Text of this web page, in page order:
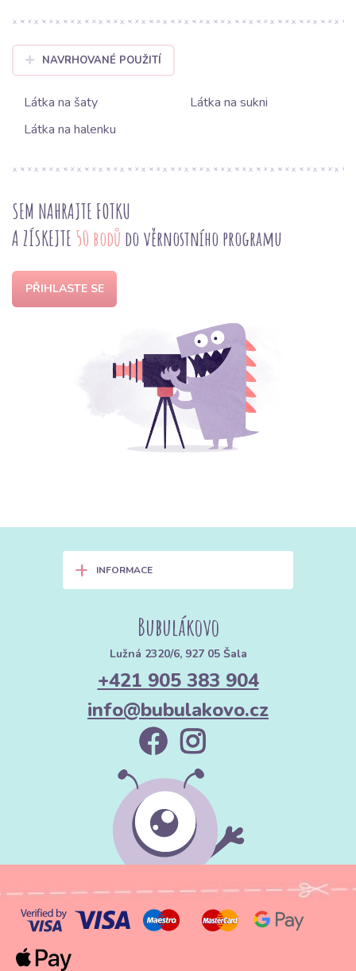
NAVRHOVANÉ POUŽITÍ
Látka na šaty
Látka na sukni
Látka na halenku
SEM NAHRAJTE FOTKU
A ZÍSKEJTE 50 bodů do věrnostního programu
PŘIHLASTE SE
+ INFORMACE
Bubulákovo
Lužná 2320/6, 927 05 Šala
+421 905 383 904
info@bubulakovo.cz